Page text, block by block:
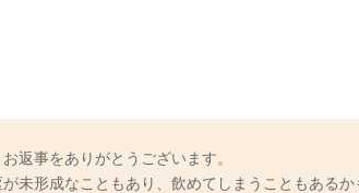
返事をありがとうございます。
が未形成なこともあり、飲めてしまうこともある